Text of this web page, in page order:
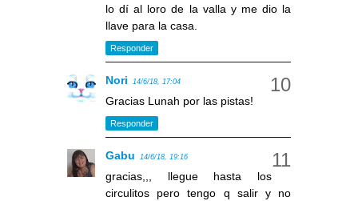
lo dí al loro de la valla y me dio la
llave para la casa.
Responder
Nori 14/6/18, 17:04
Gracias Lunah por las pistas!
Responder
Gabu 14/6/18, 19:16
gracias,,, llegue hasta los
circulitos pero tengo q salir y no